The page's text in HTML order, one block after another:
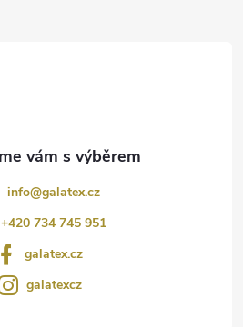
info@galatex.cz
+420 734 745 951
galatex.cz
galatexcz